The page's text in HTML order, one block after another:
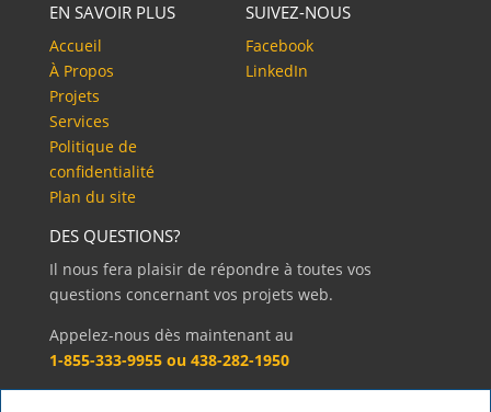
EN SAVOIR PLUS
Accueil
À Propos
Projets
Services
Politique de
confidentialité
Plan du site
SUIVEZ-NOUS
Facebook
LinkedIn
DES QUESTIONS?
Il nous fera plaisir de répondre à toutes vos
questions concernant vos projets web.
Appelez-nous dès maintenant au
1-855-333-9955 ou 438-282-1950